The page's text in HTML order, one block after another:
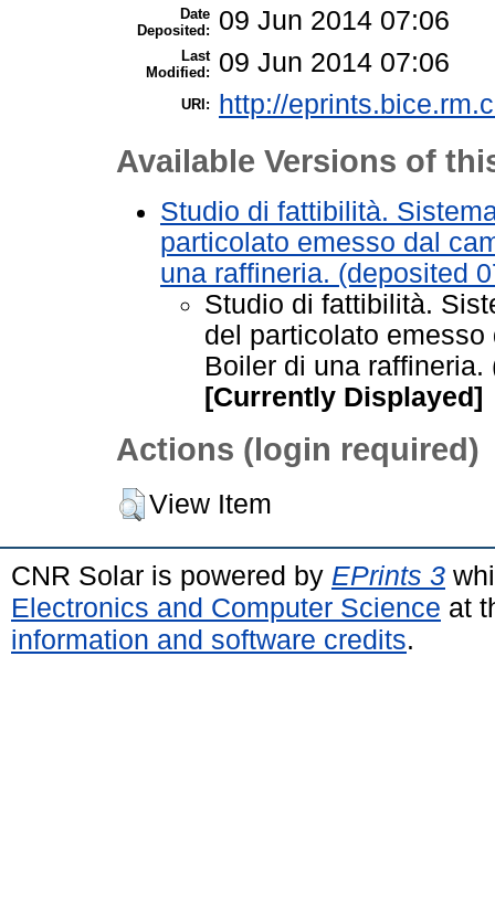
Date
Deposited:
09 Jun 2014 07:06
Last
Modified:
09 Jun 2014 07:06
URI: http://
Available Versions of
Studio di fattibilità.
particolato emesso dal
una raffineria. (deposited
Studio di fattibilità.
del particolato
Boiler di una
[Currently Displayed]
Actions (login required)
View Item
CNR Solar is powered by EPrints 3
Electronics and Computer Science at
information and software credits.